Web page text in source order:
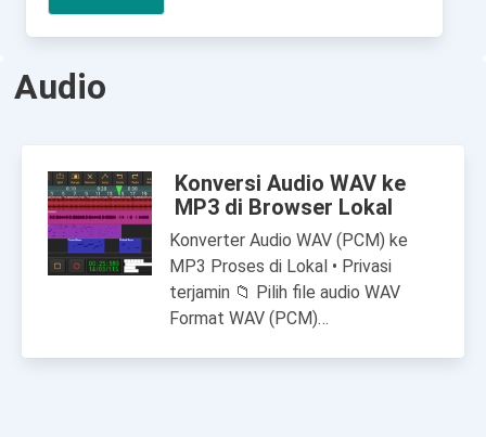
Audio
Konversi Audio WAV ke
MP3 di Browser Lokal
Konverter Audio WAV (PCM) ke
MP3 Proses di Lokal • Privasi
terjamin 📁 Pilih file audio WAV
Format WAV (PCM)…